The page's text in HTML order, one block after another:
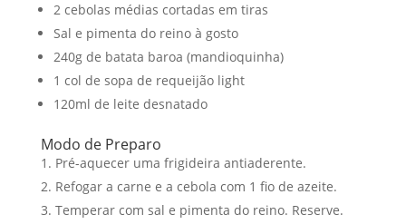
2 cebolas médias cortadas em tiras
Sal e pimenta do reino à gosto
240g de batata baroa (mandioquinha)
1 col de sopa de requeijão light
120ml de leite desnatado
Modo de Preparo
Pré-aquecer uma frigideira antiaderente.
Refogar a carne e a cebola com 1 fio de azeite.
Temperar com sal e pimenta do reino. Reserve.